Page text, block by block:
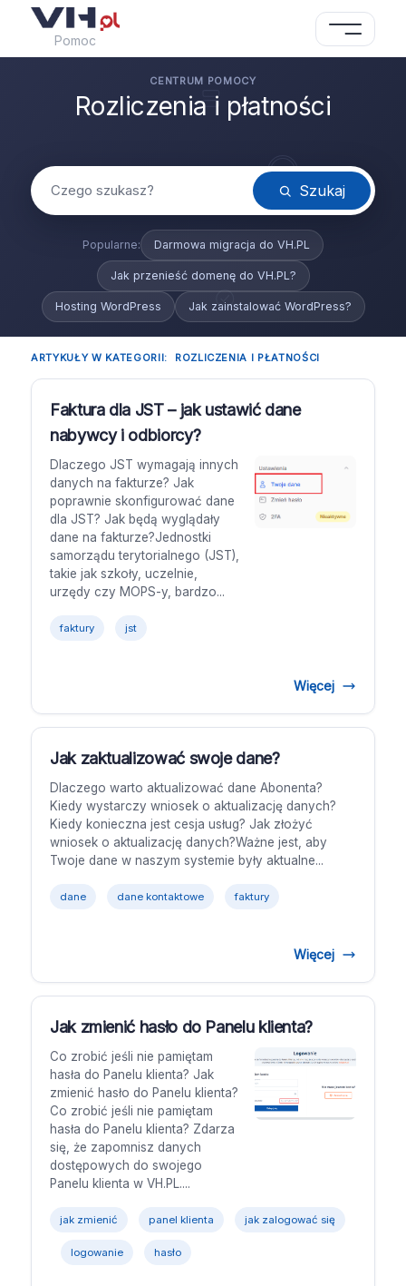
Pomoc
Rozliczenia i płatności
Szukaj
Darmowa migracja do VH.PL
Jak przenieść domenę do VH.PL?
Hosting WordPress Jak zainstalować WordPress?
ARTYKUŁY W KATEGORII: ROZLICZENIA I PŁATNOŚCI
Faktura dla JST – jak ustawić dane
nabywcy i odbiorcy?
Dlaczego JST wymagają innych
danych na fakturze? Jak
poprawnie skonfigurować dane
dla JST? Jak będą wyglądały
dane na fakturze?Jednostki
samorządu terytorialnego (JST),
takie jak szkoły, uczelnie,
urzędy czy MOPS-y, bardzo...
faktury jst
Więcej
Jak zaktualizować swoje dane?
Dlaczego warto aktualizować dane Abonenta?
Kiedy wystarczy wniosek o aktualizację danych?
Kiedy konieczna jest cesja usług? Jak złożyć
wniosek o aktualizację danych?Ważne jest, aby
Twoje dane w naszym systemie były aktualne...
dane dane kontaktowe faktury
Więcej
Jak zmienić hasło do Panelu klienta?
Co zrobić jeśli nie pamiętam
hasła do Panelu klienta? Jak
zmienić hasło do Panelu klienta?
Co zrobić jeśli nie pamiętam
hasła do Panelu klienta? Zdarza
się, że zapomnisz danych
dostępowych do swojego
Panelu klienta w VH.PL....
jak zmienić panel klienta jak zalogować się
logowanie hasło